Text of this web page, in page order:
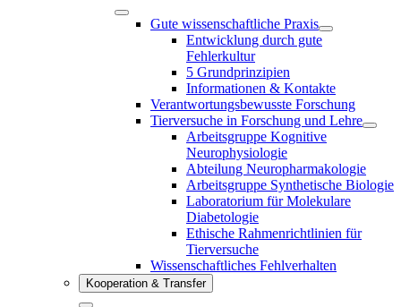
Gute wissenschaftliche Praxis
Entwicklung durch gute
Fehlerkultur
5 Grundprinzipien
Informationen & Kontakte
Verantwortungsbewusste Forschung
Tierversuche in Forschung und Lehre
Arbeitsgruppe Kognitive
Neurophysiologie
Abteilung Neuropharmakologie
Arbeitsgruppe Synthetische Biologie
Laboratorium für Molekulare
Diabetologie
Ethische Rahmenrichtlinien für
Tierversuche
Wissenschaftliches Fehlverhalten
Kooperation & Transfer